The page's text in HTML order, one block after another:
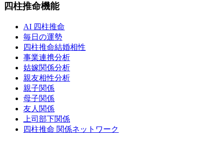
四柱推命機能
AI 四柱推命
毎日の運勢
四柱推命結婚相性
事業連携分析
姑嫁関係分析
親友相性分析
親子関係
母子関係
友人関係
上司部下関係
四柱推命 関係ネットワーク